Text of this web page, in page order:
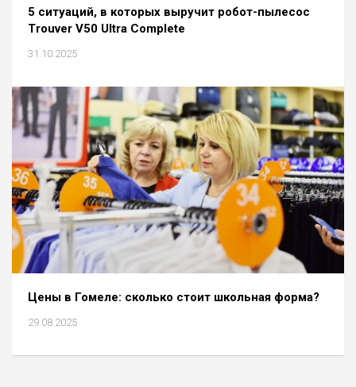
5 ситуаций, в которых выручит робот-пылесос
Trouver V50 Ultra Complete
31.10.2025
Цены в Гомеле: сколько стоит школьная форма?
29.08.2025